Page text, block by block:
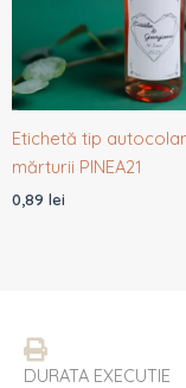
Etichetă tip
mărturii PINEA21
0,89 lei
DURATA EXECUTIE